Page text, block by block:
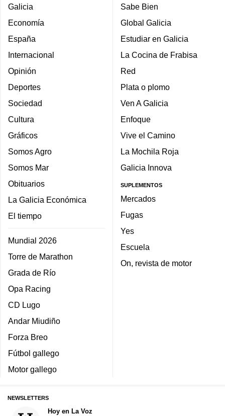
Galicia
Economía
España
Internacional
Opinión
Deportes
Sociedad
Cultura
Gráficos
Somos Agro
Somos Mar
Obituarios
La Galicia Económica
El tiempo
Mundial 2026
Torre de Marathon
Grada de Río
Opa Racing
CD Lugo
Andar Miudiño
Forza Breo
Fútbol gallego
Motor gallego
Sabe Bien
Global Galicia
Estudiar en Galicia
La Cocina de Frabisa
Red
Plata o plomo
Ven A Galicia
Enfoque
Vive el Camino
La Mochila Roja
Galicia Innova
SUPLEMENTOS
Mercados
Fugas
Yes
Escuela
On, revista de motor
NEWSLETTERS
Hoy en La Voz